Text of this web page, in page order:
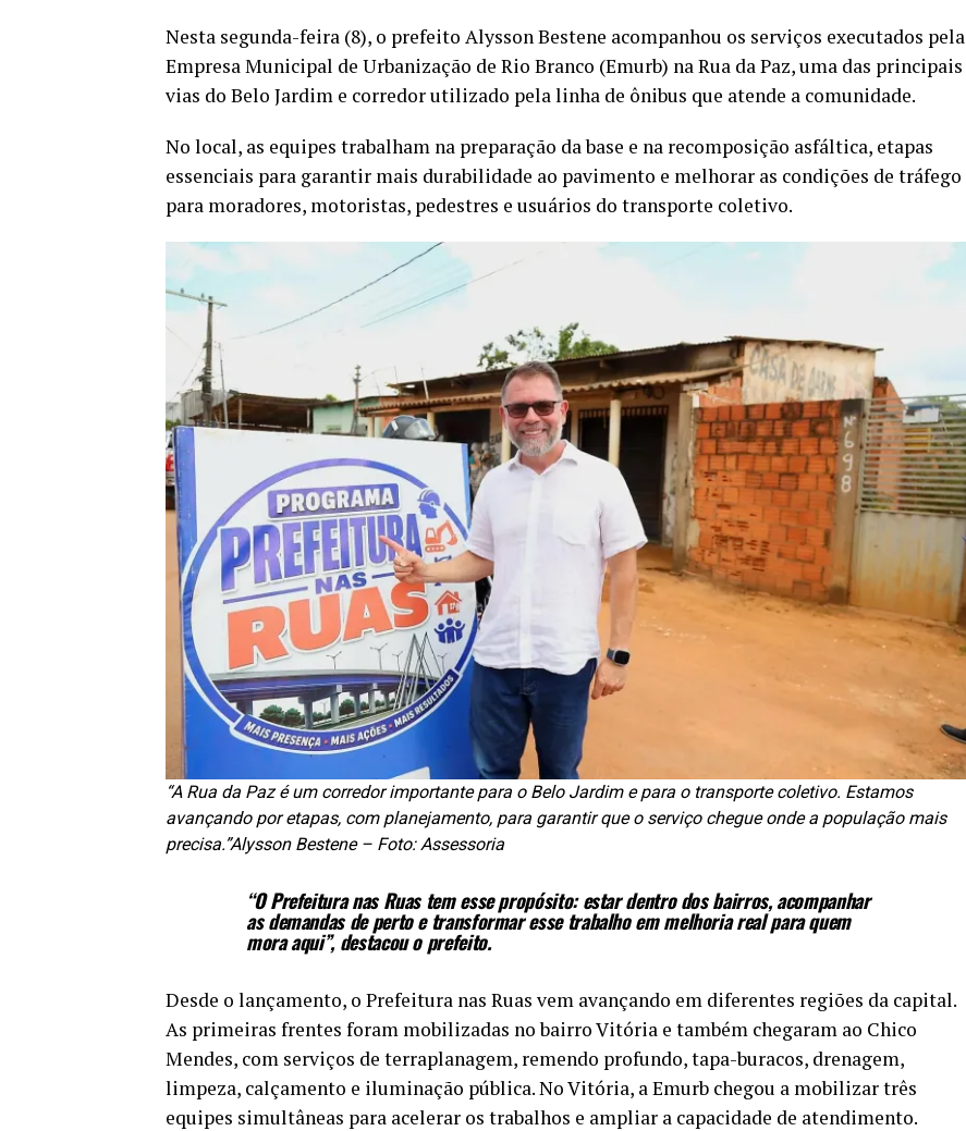
Nesta segunda-feira (8), o prefeito Alysson Bestene acompanhou os serviços executados pela
Empresa Municipal de Urbanização de Rio Branco (Emurb) na Rua da Paz, uma das principais
vias do Belo Jardim e corredor utilizado pela linha de ônibus que atende a comunidade.
No local, as equipes trabalham na preparação da base e na recomposição asfáltica, etapas
essenciais para garantir mais durabilidade ao pavimento e melhorar as condições de tráfego
para moradores, motoristas, pedestres e usuários do transporte coletivo.
“A Rua da Paz é um corredor importante para o Belo Jardim e para o transporte coletivo. Estamos
avançando por etapas, com planejamento, para garantir que o serviço chegue onde a população mais
precisa.”Alysson Bestene – Foto: Assessoria
“O Prefeitura nas Ruas tem esse propósito: estar dentro dos bairros, acompanhar
as demandas de perto e transformar esse trabalho em melhoria real para quem
mora aqui”, destacou o prefeito.
Desde o lançamento, o Prefeitura nas Ruas vem avançando em diferentes regiões da capital.
As primeiras frentes foram mobilizadas no bairro Vitória e também chegaram ao Chico
Mendes, com serviços de terraplanagem, remendo profundo, tapa-buracos, drenagem,
limpeza, calçamento e iluminação pública. No Vitória, a Emurb chegou a mobilizar três
equipes simultâneas para acelerar os trabalhos e ampliar a capacidade de atendimento.